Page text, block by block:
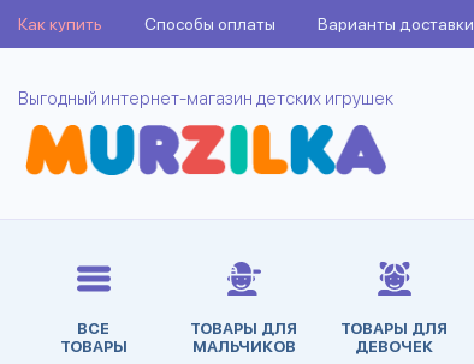
Как купить Способы оплаты Варианты доставки
Выгодный интернет-магазин детских игрушек
ВСЕ
ТОВАРЫ
ТОВАРЫ ДЛЯ
МАЛЬЧИКОВ
ТОВАРЫ ДЛЯ
ДЕВОЧЕК